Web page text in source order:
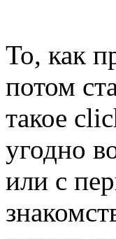
То, как
потом
такое
угодно
или с